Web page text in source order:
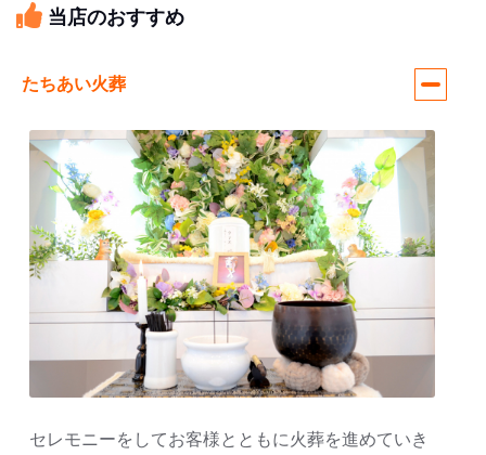
当店のおすすめ
たちあい火葬
セレモニーをしてお客様とともに火葬を進めていき